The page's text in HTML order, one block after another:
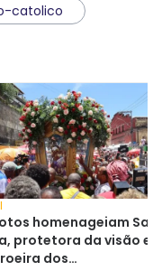
catolico
homenageiam
protetora da visão e
dos